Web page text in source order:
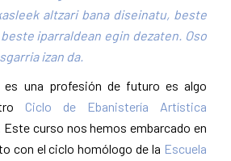
altzari bana diseinatu, beste
iparraldean egin dezaten. Oso
izan da.
es una profesión de futuro es algo
Ciclo de Ebanistería Artística
Este curso nos hemos embarcado en
con el ciclo homólogo de la Escuela